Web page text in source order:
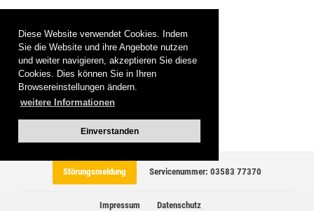
Diese Website verwendet Cookies. Indem
Sie die Website und ihre Angebote nutzen
und weiter navigieren, akzeptieren Sie diese
Cookies. Dies können Sie in Ihren
Browsereinstellungen ändern.
weitere Informationen
Einverstanden
Störungsmeldung Servicenummer: 03583 77370
Impressum Datenschutz